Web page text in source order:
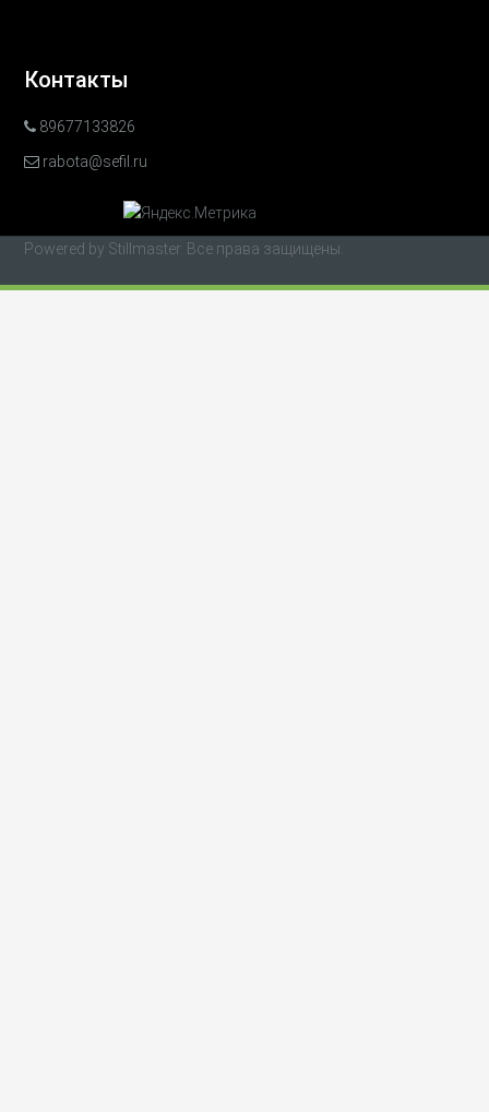
Контакты
89677133826
rabota@sefil.ru
Powered by Stillmaster . Все права защищены.